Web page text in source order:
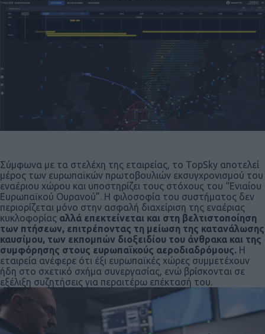
Σύμφωνα με τα στελέχη της εταιρείας, το TopSky αποτελεί
μέρος των ευρωπαϊκών πρωτοβουλιών εκσυγχρονισμού του
εναέριου χώρου και υποστηρίζει τους στόχους του “Ενιαίου
Ευρωπαϊκού Ουρανού”. Η φιλοσοφία του συστήματος δεν
περιορίζεται μόνο στην ασφαλή διαχείριση της εναέριας
κυκλοφορίας αλλά επεκτείνεται και στη βελτιστοποίηση
των πτήσεων, επιτρέποντας τη μείωση της κατανάλωσης
καυσίμου, των εκπομπών διοξειδίου του άνθρακα και της
συμφόρησης στους ευρωπαϊκούς αεροδιαδρόμους. Η
εταιρεία ανέφερε ότι έξι ευρωπαϊκές χώρες συμμετέχουν
ήδη στο σχετικό σχήμα συνεργασίας, ενώ βρίσκονται σε
εξέλιξη συζητήσεις για περαιτέρω επέκτασή του.